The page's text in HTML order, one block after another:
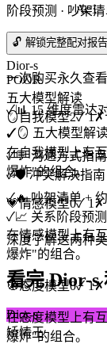
Ac1
Dior-s
POOR
五大模型解读
🪞自我模型2✓1✗
在自我模型上有
爆炸"的组合。
💗情感模型0✓ 1 ✗
在情感模型上有
爆炸"的组合。
🧭态度模型0✓1✗
在态度模型上有
爆炸"的组合。
阶段预测 · 吵架
🔓 解锁完整配对报
一次购买永久查
✓📊 15 维度雷达
✓🪞 五大模型解
✓💬 沟通方式指南
✓🛡️ 冲突解决指南
✓🔥 吵架清单 +
✓📈 关系阶段预测
深度了解这两种
看完 Dior-s
Dior-s
矫情王